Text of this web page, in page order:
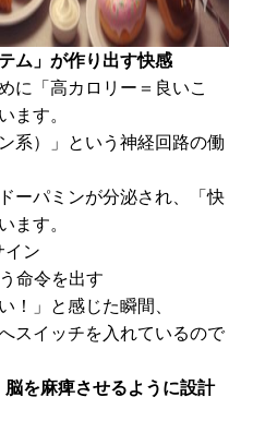
ム」が作り出す快感
に「高カロリー＝良いこ
ます。
系）」という神経回路の働
ーパミンが分泌され、「快
ます。
イン
命令を出す
！」と感じた瞬間、
スイッチを入れているので
を麻痺させるように設計